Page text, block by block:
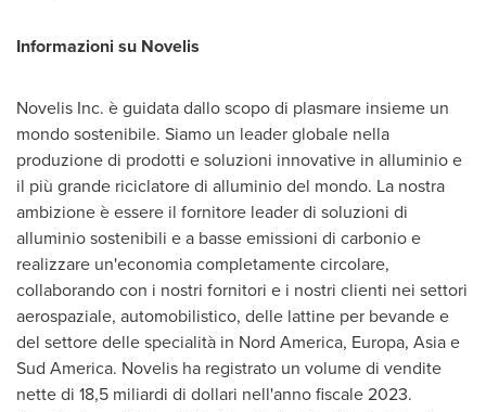
Informazioni su Novelis
Novelis Inc. è guidata dallo scopo di plasmare insieme un
mondo sostenibile. Siamo un leader globale nella
produzione di prodotti e soluzioni innovative in alluminio e
il più grande riciclatore di alluminio del mondo. La nostra
ambizione è essere il fornitore leader di soluzioni di
alluminio sostenibili e a basse emissioni di carbonio e
realizzare un'economia completamente circolare,
collaborando con i nostri fornitori e i nostri clienti nei settori
aerospaziale, automobilistico, delle lattine per bevande e
del settore delle specialità in Nord America, Europa, Asiae
Sud America. Novelis ha registrato un volume di vendite
nette di 18,5 miliardi di dollari nell'anno fiscale 2023.